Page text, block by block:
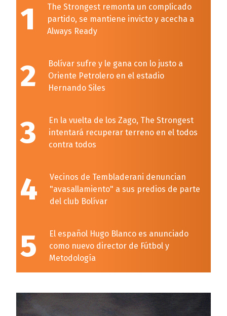
1
The Strongest remonta un complicado
partido, se mantiene invicto y acecha a
Always Ready
2
Bolívar sufre y le gana con lo justo a
Oriente Petrolero en el estadio
Hernando Siles
3
En la vuelta de los Zago, The Strongest
intentará recuperar terreno en el todos
contra todos
4
Vecinos de Tembladerani denuncian
"avasallamiento" a sus predios de parte
del club Bolívar
5
El español Hugo Blanco es anunciado
como nuevo director de Fútbol y
Metodología